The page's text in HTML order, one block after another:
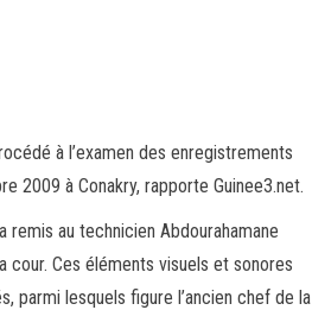
à l’examen des enregistrements
2009 à Conakry, rapporte Guinee3.net.
remis au technicien Abdourahamane
cour. Ces éléments visuels et sonores
parmi lesquels figure l’ancien chef de la